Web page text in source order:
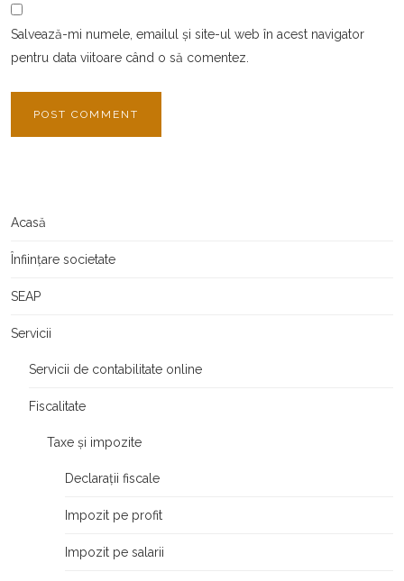
Salvează-mi numele, emailul și site-ul web în acest navigator
pentru data viitoare când o să comentez.
Acasă
Înființare societate
SEAP
Servicii
Servicii de contabilitate online
Fiscalitate
Taxe și impozite
Declarații fiscale
Impozit pe profit
Impozit pe salarii